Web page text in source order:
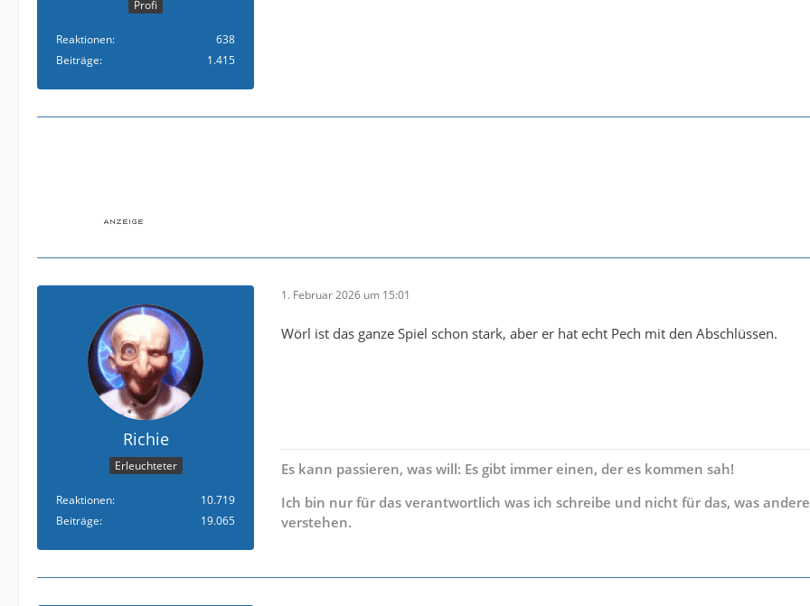
Profi
Reaktionen
638
Beiträge
1.415
Richie
Erleuchteter
Reaktionen
10.719
Beiträge
19.065
1. Februar 2026 um 15:01
Wörl ist das ganze Spiel schon stark, aber er hat echt Pech mit den Abschlüssen.
Es kann passieren, was will: Es gibt immer einen, der es kommen sah!
Ich bin nur für das verantwortlich was ich schreibe und nicht für das, was andere
verstehen.